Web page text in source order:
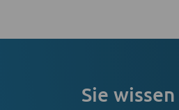
Sie